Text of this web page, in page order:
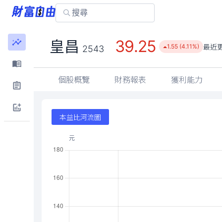
皇昌 2543 39.25 1.55 (4.11%) 最近
個股概覽 財務報表 獲利能力
本益比河流圖